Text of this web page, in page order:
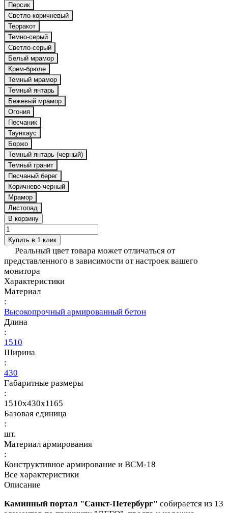
Персик
Светло-коричневый
Терракот
Темно-серый
Светло-серый
Белый мрамор
Крем-брюле
Темный мрамор
Темный янтарь
Бежевый мрамор
Огония
Песчаник
Таунхаус
Боржо
Темный янтарь (черный)
Темный гранит
Песчаный берег
Коричнево-черный
Мрамор
Листопад
В корзину
Купить в 1 клик
Реальный цвет товара может отличаться от
представленного в зависимости от настроек вашего
монитора
Характеристики
Материал
:
Высокопрочный армированный бетон
Длина
:
1510
Ширина
:
430
Габаритные размеры
:
1510x430x1165
Базовая единица
:
шт.
Материал армирования
:
Конструктивное армирование и ВСМ-18
Все характеристики
Описание
Каминный портал "Санкт-Петербург" собирается из 13